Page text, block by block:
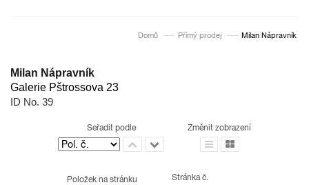
Domů Přímý prodej Milan Nápravník
Milan Nápravník
Galerie Pštrossova 23
ID No. 39
Seřadit podle Změnit zobrazení
Položek na stránku Stránka č.